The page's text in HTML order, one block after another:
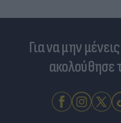
Για να μην
ακολούθησε